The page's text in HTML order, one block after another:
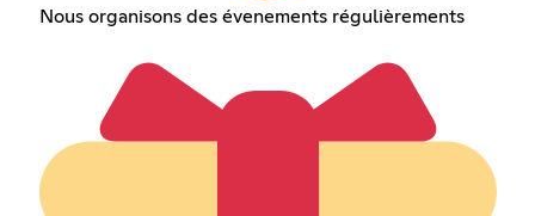
Nous organisons des évenements régulièrements